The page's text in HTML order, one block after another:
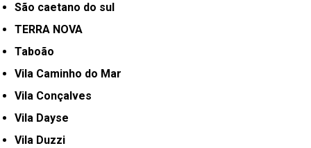
São caetano do sul
TERRA NOVA
Taboão
Vila Caminho do Mar
Vila Conçalves
Vila Dayse
Vila Duzzi